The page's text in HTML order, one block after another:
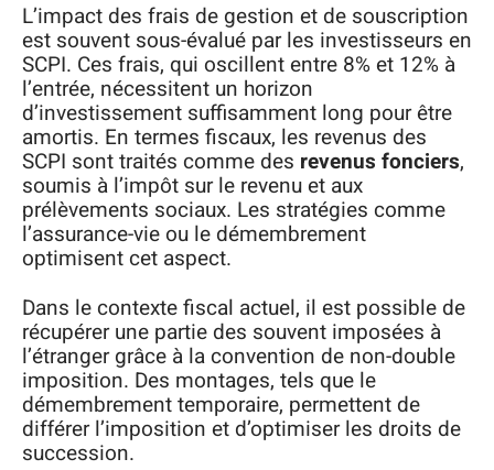
L’impact des frais de gestion et de souscription
est souvent sous-évalué par les investisseurs en
SCPI. Ces frais, qui oscillent entre 8% et 12% à
l’entrée, nécessitent un horizon
d’investissement suffisamment long pour être
amortis. En termes fiscaux, les revenus des
SCPI sont traités comme des revenus fonciers,
soumis à l’impôt sur le revenu et aux
prélèvements sociaux. Les stratégies comme
l’assurance-vie ou le démembrement
optimisent cet aspect.
Dans le contexte fiscal actuel, il est possible de
récupérer une partie des souvent imposées à
l’étranger grâce à la convention de non-double
imposition. Des montages, tels que le
démembrement temporaire, permettent de
différer l’imposition et d’optimiser les droits de
succession.